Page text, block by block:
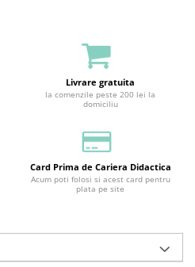
Livrare gratuita
la comenzile peste 200 lei la
domiciliu
Card Prima de Cariera Didactica
Acum poti folosi si acest card pentru
plata pe site